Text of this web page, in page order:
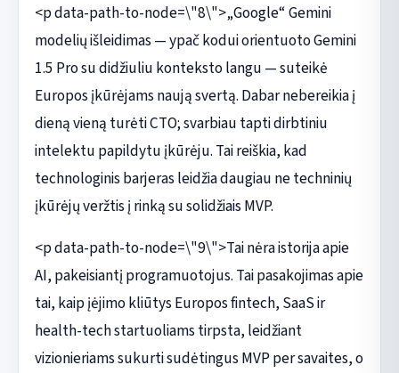
<p data-path-to-node=\"8\">„Google“ Gemini
modelių išleidimas — ypač kodui orientuoto Gemini
1.5 Pro su didžiuliu konteksto langu — suteikė
Europos įkūrėjams naują svertą. Dabar nebereikia į
dieną vieną turėti CTO; svarbiau tapti dirbtiniu
intelektu papildytu įkūrėju. Tai reiškia, kad
technologinis barjeras leidžia daugiau ne techninių
įkūrėjų veržtis į rinką su solidžiais MVP.
<p data-path-to-node=\"9\">Tai nėra istorija apie
AI, pakeisiantį programuotojus. Tai pasakojimas apie
tai, kaip įėjimo kliūtys Europos fintech, SaaS ir
health-tech startuoliams tirpsta, leidžiant
vizionieriams sukurti sudėtingus MVP per savaites, o